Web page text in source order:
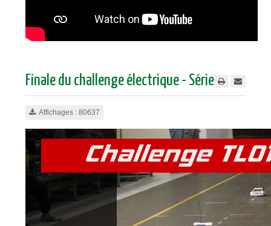
Finale du challenge électrique - Séries
Affichages : 80637